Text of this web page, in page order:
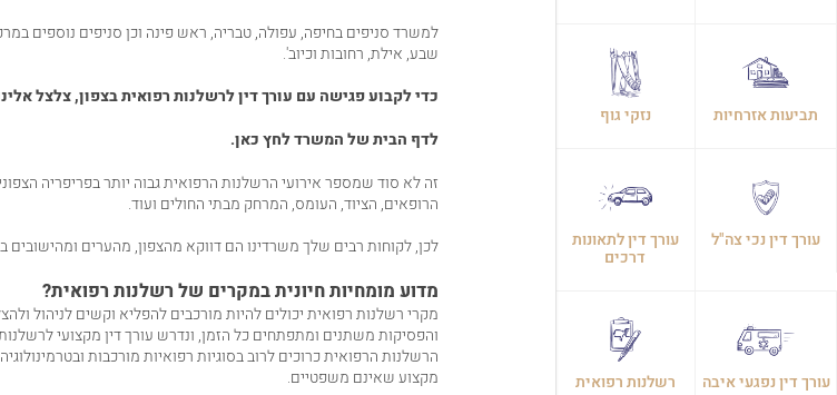
תביעות אזרחיות נזקי גוף
עורך דין נכי צה"ל עורך דין לתאונות
דרכים
עורך דין נפגעי איבה רשלנות רפואית
למשרד סניפים בחיפה, עפולה, טבריה, ראש פינה וכן סניפים נוספים
שבע, אילת, רחובות וכיוב'.
כדי לקבוע פגישה עם עורך דין לרשלנות רפואיתבצפון, צלצל
לדף הבית של המשרד לחץ כאן.
זה לא סוד שמספר אירועי הרשלנות הרפואית גבוה יותר בפריפריה
הרופאים, הציוד, העומס, המרחק מבתי החולים ועוד.
לכן, לקוחות רבים שלך משרדינו הם דווקא מהצפון, מהערים ומהישובים
מדוע מומחיות חיונית במקרים של רשלנות רפואית?
מקרי רשלנות רפואית יכולים להיות מורכבים להפליא וקשים לניהול
והפסיקות משתנים ומתפתחים כל הזמן, ונדרש עורך דין מקצועי
הרשלנות הרפואית כרוכים לרוב בסוגיות רפואיות מורכבות
מקצוע שאינם משפטיים.